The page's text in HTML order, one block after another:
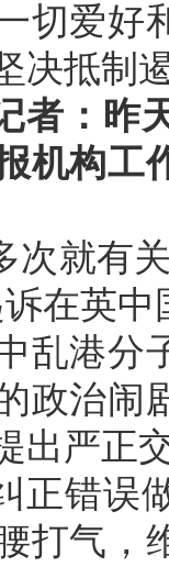
切爱好
决抵制
者：昨
机构工
次就有
在英
乱港分
政治闹
出严正
正错误
打气，